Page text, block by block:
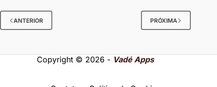
ANTERIOR PRÓXIMA
Copyright © 2026 - Vadé Apps